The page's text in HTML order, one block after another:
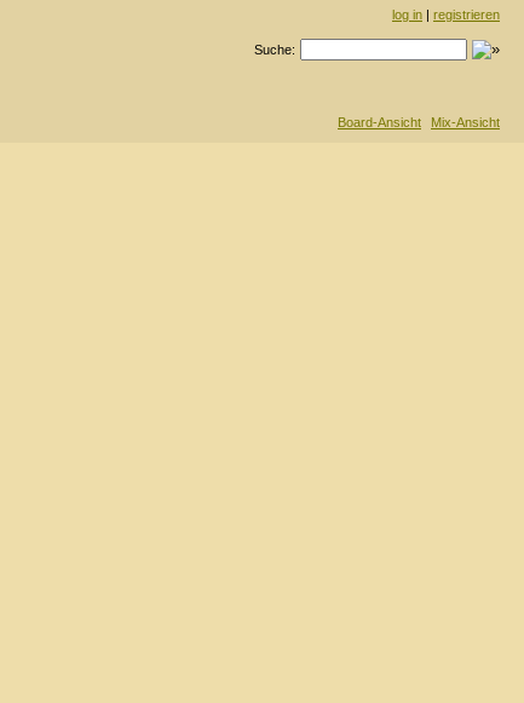
log in | registrieren
Suche:
Board-Ansicht Mix-Ansicht